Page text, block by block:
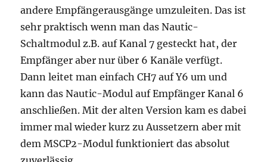
andere Empfängerausgänge umzuleiten. Das ist
sehr praktisch wenn man das Nautic-
Schaltmodul z.B. auf Kanal 7 gesteckt hat, der
Empfänger aber nur über 6 Kanäle verfügt.
Dann leitet man einfach CH7 auf Y6 um und
kann das Nautic-Modul auf Empfänger Kanal 6
anschließen. Mit der alten Version kam es dabei
immer mal wieder kurz zu Aussetzern aber mit
dem MSCP2-Modul funktioniert das absolut